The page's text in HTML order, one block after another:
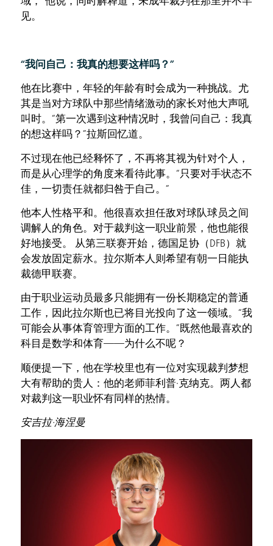
见。
“我问自己：我真的想要这样吗？”
他在比赛中，年轻的年龄有时会成为一种挑战。尤
其是当对方球队中那些情绪激动的家长对他大声吼
叫时。“第一次遇到这种情况时，我曾问自己：我真
的想这样吗？”拉斯回忆道。
不过现在他已经释怀了，不再将其视为针对个人，
而是从心理学的角度来看待此事。“只要对手状态不
佳，一切责任就都归咎于自己。”
他本人性格平和。他很喜欢担任敌对球队球员之间
调解人的角色。对于裁判这一职业前景，他也能很
好地接受。 从第三联赛开始，德国足协（DFB）就
会发放固定薪水。拉尔斯本人则希望有朝一日能执
裁德甲联赛。
由于职业运动员最多只能拥有一份长期稳定的普通
工作，因此拉尔斯也已将目光投向了这一领域。“我
可能会从事体育管理方面的工作。”既然他最喜欢的
科目是数学和体育——为什么不呢？
顺便提一下，他在学校里也有一位对实现裁判梦想
大有帮助的贵人：他的老师菲利普·克纳克。两人都
对裁判这一职业怀有同样的热情。
安吉拉·海涅曼